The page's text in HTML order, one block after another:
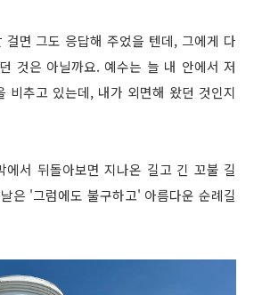
면 그도 응답해 주었을 텐데, 그에게 다
것은 아닐까요. 예수는 늘 내 안에서 저
비추고 있는데, 내가 외면해 왔던 것인지
에서 뒤돌아보면 지나온 길고 긴 꼬불 길
은 '그럼에도 불구하고' 아름다운 순례길